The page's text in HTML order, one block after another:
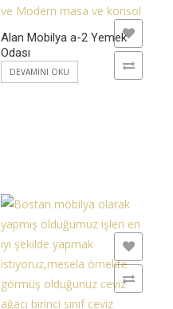
Alan Mobilya a-2 Yemek
Odası
DEVAMINI OKU
ADD TO COMPARE
ADD TO WISHLIST
ADD TO COMPARE
ADD TO WISHLIST